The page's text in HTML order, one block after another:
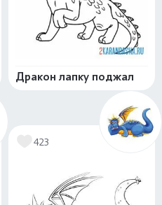
Дракон лапку поджал
423